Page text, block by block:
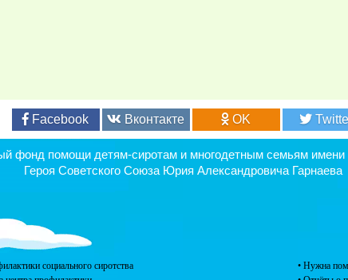
Facebook Вконтакте OK
социального сиротства
• Нужна
помощи детям-сиротам и многодетным семьям имени
Героя Советского Союза Юрия Александровича Гарнаева